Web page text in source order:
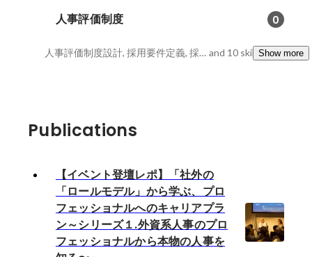
人事評価制度 0
人事評価制度設計, 採用要件定義, 採用設計 and 10 skillsShow more
Publications
【イベント登壇レポ】「社外の
「ロールモデル」から学ぶ、プロ
フェッショナルへのキャリアプラ
ン～シリーズ１.外資系人事のプロ
フェッショナルから本物の人事を